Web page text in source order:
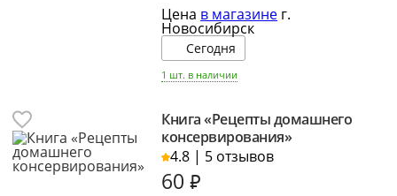
Цена в магазине г.
Новосибирск
Сегодня
1 шт. в наличии
Книга «Рецепты домашнего
консервирования»
4.8 | 5 отзывов
60₽